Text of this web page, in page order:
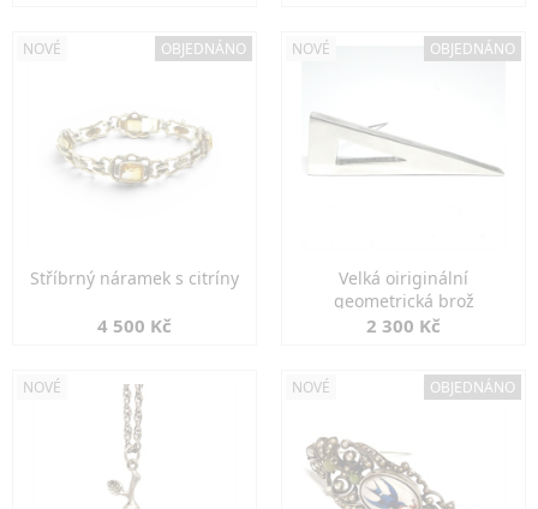
NOVÉ OBJEDNÁNO
Stříbrný náramek s citríny
4 500 Kč
NOVÉ OBJEDNÁNO
Velká oiriginální
geometrická brož
2 300 Kč
NOVÉ NOVÉ OBJEDNÁNO